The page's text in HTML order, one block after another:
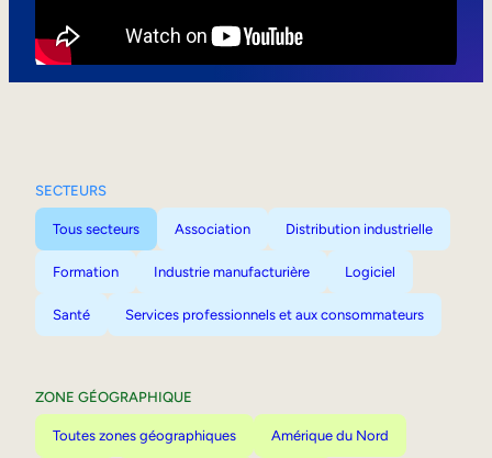
SECTEURS
Tous secteurs Association Distribution industrielle
Formation Industrie manufacturière Logiciel
Santé Services professionnels et aux consommateurs
ZONE GÉOGRAPHIQUE
Toutes zones géographiques Amérique du Nord